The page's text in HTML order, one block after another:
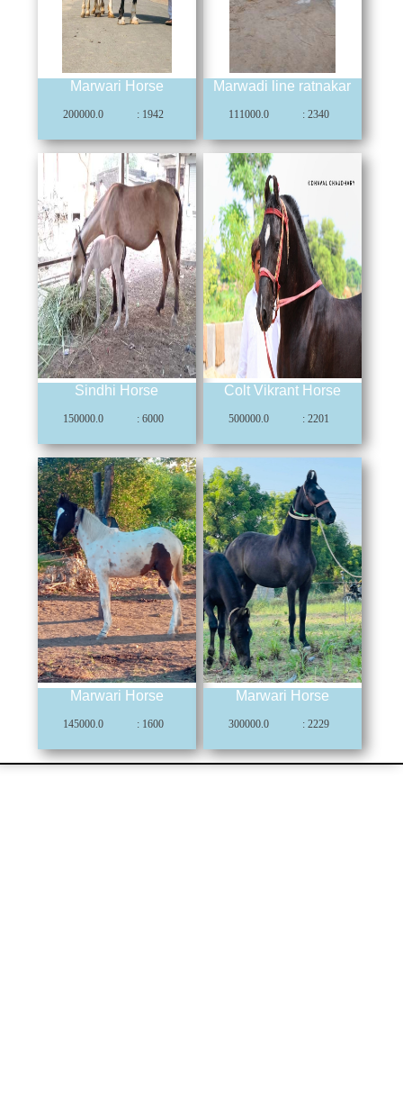
Marwari Horse
200000.0 : 1942
Marwadi line ratnakar
111000.0 : 2340
Sindhi Horse
150000.0 : 6000
Colt Vikrant Horse
500000.0 : 2201
Marwari Horse
145000.0 : 1600
Marwari Horse
300000.0 : 2229